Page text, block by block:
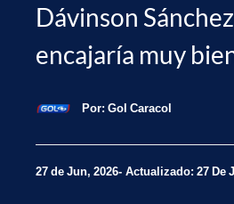
Dávinson
encajaría muy
Por: Gol Caracol
27 de Jun, 2026 Actualizado: 27 De